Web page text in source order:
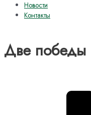
Новости
Контакты
Две победы